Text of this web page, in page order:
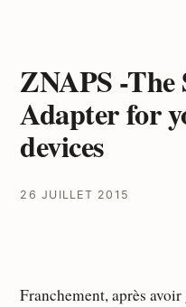
ZNAPS -
Adapter for
devices
26 JUILLET 2015
Franchement, après